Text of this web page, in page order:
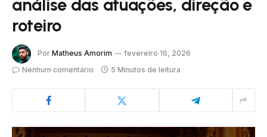
análise das atuações, direção e
roteiro
Por Matheus Amorim
fevereiro 16, 2026
Nenhum comentário
5 Minutos de leitura